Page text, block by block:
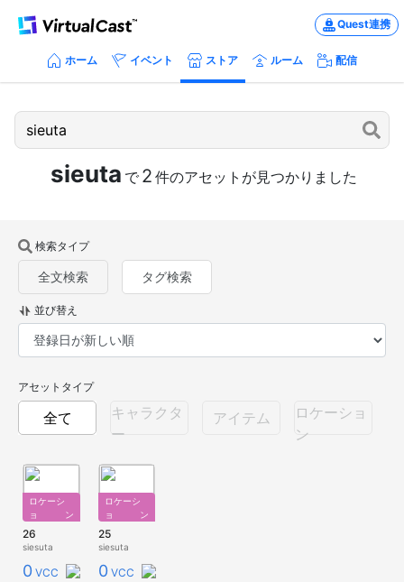
Quest連携
ホーム イベント ストア ルーム 配信
sieuta で 2 件のアセットが見つかりました
検索タイプ
全文検索 タグ検索
並び替え
アセットタイプ
全て
キャラクタ
ー
アイテム
ロケーショ
ン
ロケーシ
ョン
26
siesuta
0 VCC
ロケーシ
ョン
25
siesuta
0 VCC